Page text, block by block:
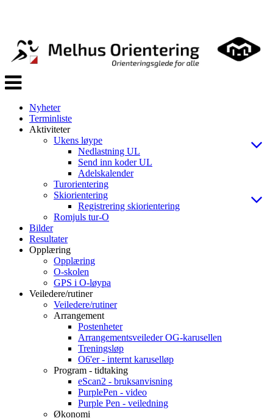
Veksle
navigasjon
Nyheter
Terminliste
Aktiviteter
Ukens løype
Nedlastning UL
Send inn koder UL
Adelskalender
Turorientering
Skiorientering
Registrering skiorientering
Romjuls tur-O
Bilder
Resultater
Opplæring
Opplæring
O-skolen
GPS i O-løypa
Veiledere/rutiner
Veiledere/rutiner
Arrangement
Postenheter
Arrangementsveileder OG-karusellen
Treningsløp
O6'er - internt karuselløp
Program - tidtaking
eScan2 - bruksanvisning
PurplePen - video
Purple Pen - veiledning
Økonomi